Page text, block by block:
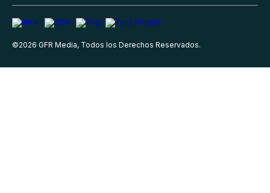
©2026 GFR Media, Todos los Derechos Reservados.